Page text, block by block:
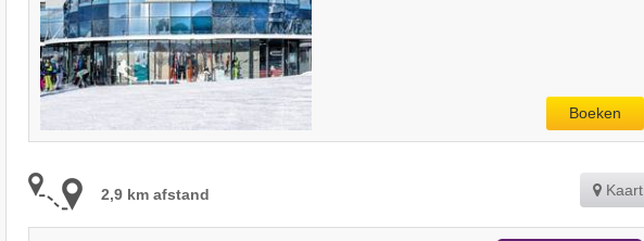
Boeken
2,9 km afstand Kaart